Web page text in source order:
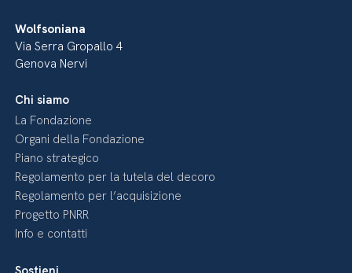
Wolfsoniana
Via Serra Gropallo 4
Genova Nervi
Chi siamo
La Fondazione
Organi della Fondazione
Piano strategico
Regolamento per la tutela del decoro
Regolamento per l’acquisizione
Progetto PNRR
Info e contatti